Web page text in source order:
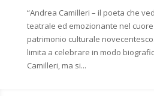
“Andrea Camilleri – il poeta che
teatrale ed emozionante nel
patrimonio culturale
limita a celebrare in modo
Camilleri, ma si...